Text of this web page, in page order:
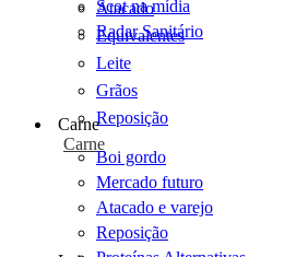
Scot na mídia
Radar Sanitário
Atacado
Equivalentes
Leite
Grãos
Reposição
Carne
Carne
Boi gordo
Mercado futuro
Atacado e varejo
Reposição